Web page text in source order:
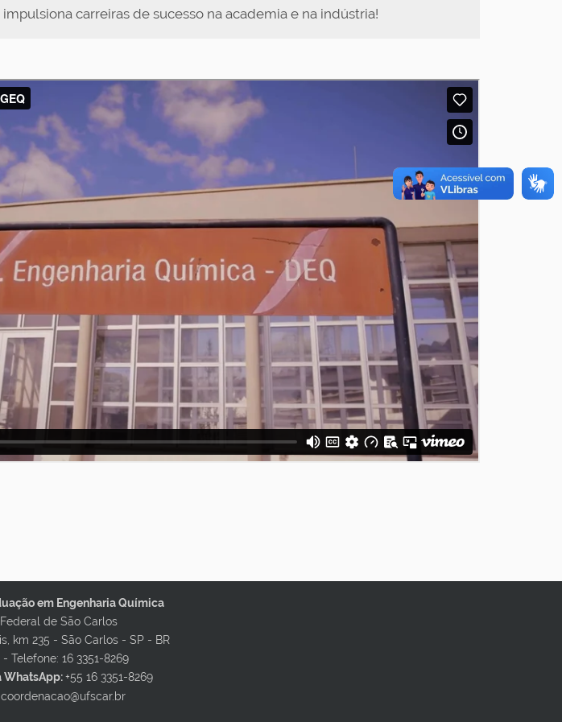
carreiras de sucesso na academia e na indústria!
em Engenharia Química
de São Carlos
km 235 - São Carlos - SP - BR
- Telefone: 16 3351-8269
WhatsApp:+55 16 3351-8269